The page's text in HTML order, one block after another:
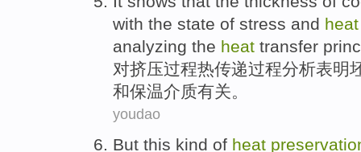
with the state of stress and heat
analyzing the heat transfer
对挤压过程热传递过程分析表明
和保温介质有关。
youdao
But this kind of heat